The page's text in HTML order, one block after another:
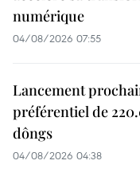
numérique
04/08/2026 07:55
Lancement
préférentiel de
dôngs
04/08/2026 04:38